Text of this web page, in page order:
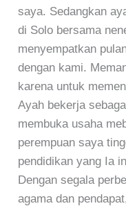
saya. Sedangkan
di Solo bersama
menyempatkan
dengan kami.
karena untuk
Ayah bekerja
membuka usaha
perempuan saya
pendidikan yang Ia
Dengan segala
agama dan